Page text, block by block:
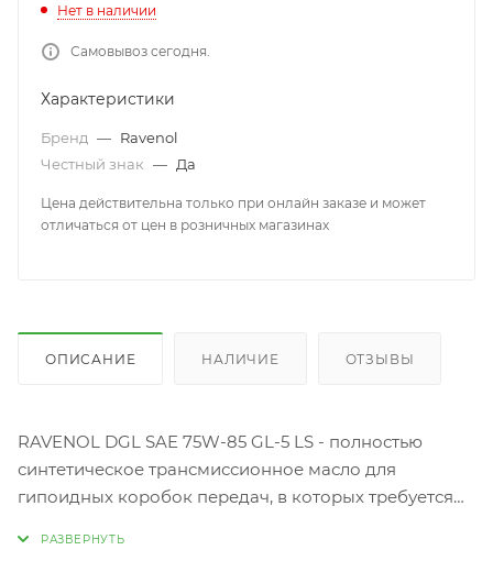
Нет в наличии
Самовывоз сегодня.
Характеристики
Бренд — Ravenol
Честный знак — Да
Цена действительна только при онлайн заказе и может
отличаться от цен в розничных магазинах
ОПИСАНИЕ НАЛИЧИЕ ОТЗЫВЫ
RAVENOL DGL SAE 75W-85 GL-5 LS - полностью
синтетическое трансмиссионное масло для
гипоидных коробок передач, в которых требуется